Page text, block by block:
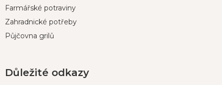
Farmářské potraviny
Zahradnické potřeby
Půjčovna grilů
Důležité odkazy